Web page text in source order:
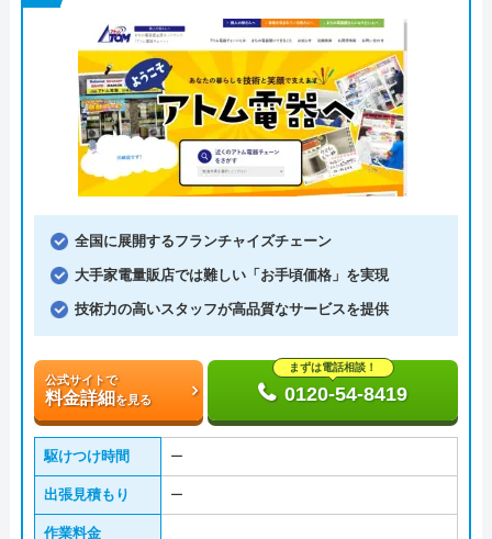
全国に展開するフランチャイズチェーン
大手家電量販店では難しい「お手頃価格」を実現
技術力の高いスタッフが高品質なサービスを提供
公式サイトで
料金詳細を見る
まずは電話相談！
0120-54-8419
駆けつけ時間 ー
出張見積もり ー
作業料金